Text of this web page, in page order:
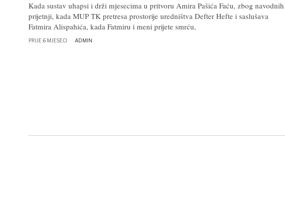
Kada sustav uhapsi i drži mjesecima u pritvoru Amira Pašića Faću, zbog navodnih
prijetnji, kada MUP TK pretresa prostorije uredništva Defter Hefte i saslušava
Fatmira Alispahića, kada Fatmiru i meni prijete smrću,
PRIJE 6 MJESECI ADMIN